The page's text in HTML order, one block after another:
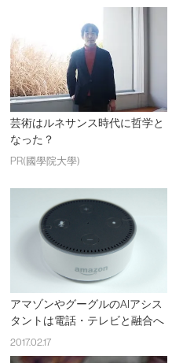
芸術はルネサンス時代に哲学と
なった？
PR(國學院大學)
アマゾンやグーグルのAIアシス
タントは電話・テレビと融合へ
2017.02.17